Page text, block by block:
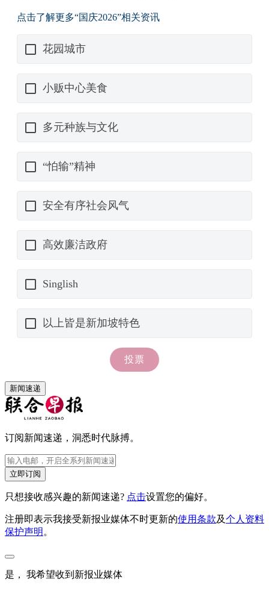
新闻速递
订阅新闻速递，洞悉时代脉搏。
立即订阅
只想接收感兴趣的新闻速递? 点击设置您的偏好。
注册即表示我接受新报业媒体不时更新的使用条款及个人资料
保护声明 。
是， 我希望收到新报业媒体